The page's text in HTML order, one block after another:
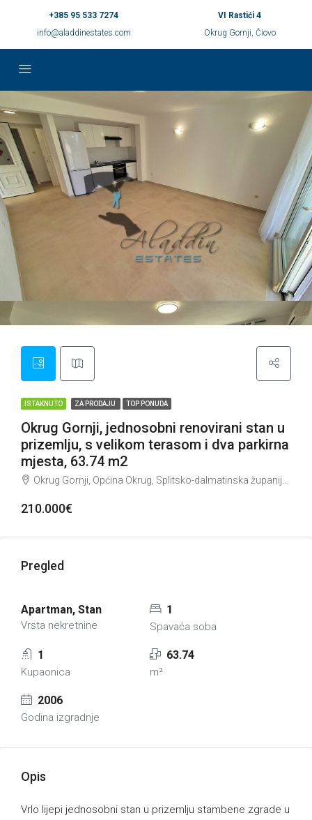
+385 95 533 7274
info@aladdinestates.com
VI Rastići 4
Okrug Gornji, Čiovo
ISTAKNUTO ZA PRODAJU TOP PONUDA
Okrug Gornji, jednosobni renovirani stan u
prizemlju, s velikom terasom i dva parkirna
mjesta, 63.74 m2
Okrug Gornji, Općina Okrug, Splitsko-dalmatinska županija, 21223, Hrvatska
210.000€
Pregled
Apartman, Stan
Vrsta nekretnine
1
Spavaća soba
1
Kupaonica
63.74
m²
2006
Godina izgradnje
Opis
Vrlo lijepi jednosobni stan u prizemlju stambene zgrade u